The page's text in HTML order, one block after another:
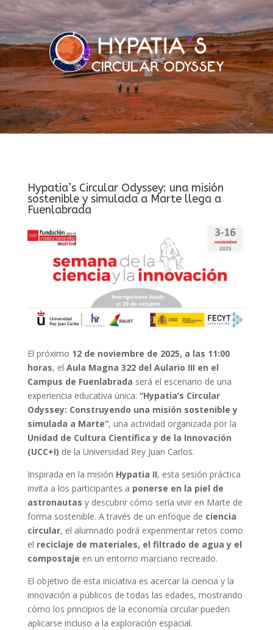
Hypatia’s Circular Odyssey: una misión
sostenible y simulada a Marte llega a
Fuenlabrada
El próximo 12 de noviembre de 2025, a las 11:00
horas, el Aula Magna 322 del Aulario III en el
Campus de Fuenlabrada será el escenario de una
experiencia educativa única: “Hypatia’s Circular
Odyssey: Construyendo una misión sostenible y
simulada a Marte”, una actividad organizada por la
Unidad de Cultura Científica y de la Innovación
(UCC+I) de la Universidad Rey Juan Carlos.
Inspirada en la misión Hypatia II, esta sesión práctica
invita a los participantes a ponerse en la piel de
astronautas y descubrir cómo sería vivir en Marte de
forma sostenible. A través de un enfoque de ciencia
circular, el alumnado podrá experimentar retos como
el reciclaje de materiales, el filtrado de agua y el
compostaje en un entorno marciano recreado.
El objetivo de esta iniciativa es acercar la ciencia y la
innovación a públicos de todas las edades, mostrando
cómo los principios de la economía circular pueden
aplicarse incluso a la exploración espacial.